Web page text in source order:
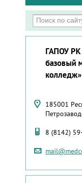
ГАПОУ РК
базовый
колледж»
185001
8 (8142)